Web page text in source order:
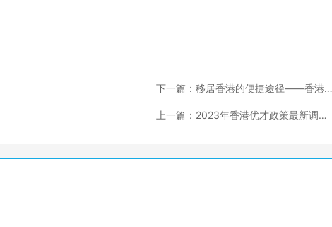
下一篇：移居香港的便捷途径——香港优
上一篇：2023年香港优才政策最新调